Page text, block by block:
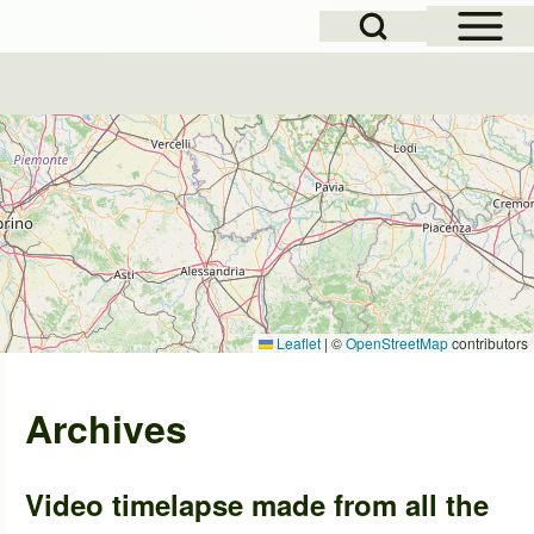
Open Sidebar
Open Search Block
Leaflet | ©OpenStreetMapcontributors
Archives
Video timelapse made from all the